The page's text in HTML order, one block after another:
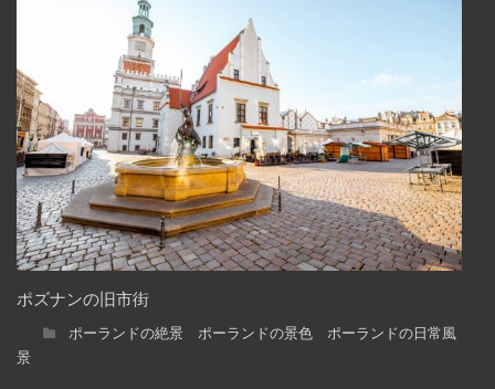
ポズナンの旧市街
ポーランドの絶景 ポーランドの景色 ポーランドの日常風
景